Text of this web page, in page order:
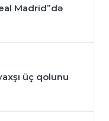
Madrid”də
üç qolunu